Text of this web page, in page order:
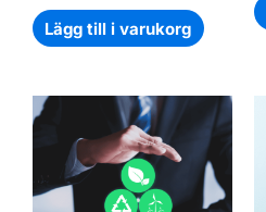
Lägg till i varukorg